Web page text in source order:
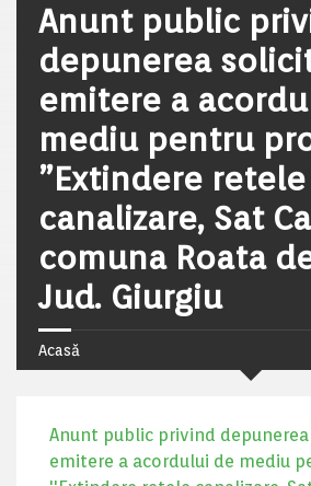
Anunt public
depunerea
emitere a
mediu pentru
”Extindere retele
canalizare, Sat
comuna Roata
Jud. Giurgiu
Acasă
Anunt public privind
emitere a acordului de mediu